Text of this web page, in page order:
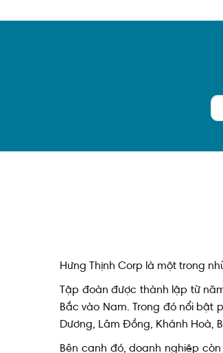
Hưng Thịnh Corp là một trong
Tập đoàn được thành lập từ
Bắc vào Nam. Trong đó nổi bật
Dương, Lâm Đồng, Khánh Hoà,
Bên cạnh đó, doanh nghiệp